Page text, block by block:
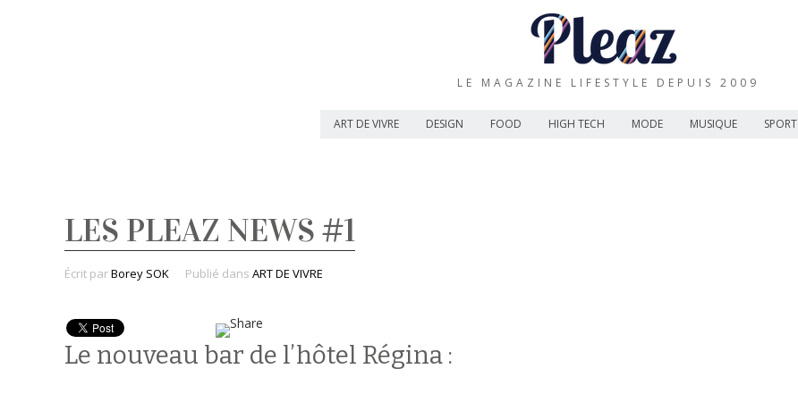
LE MAGAZINE LIFESTYLE DEPUIS 2009
ART DE VIVRE DESIGN FOOD HIGH TECH MODE MUSIQUE SPORT
LES PLEAZ NEWS #1
Écrit parBorey SOK Publié dans ART DE VIVRE
Le nouveau bar de l’hôtel Régina :